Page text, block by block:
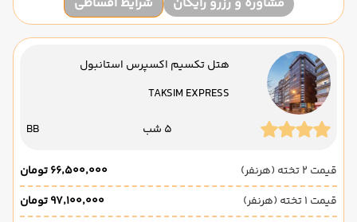
هتل تکسیم اکسپرس استانبول
TAKSIM EXPRESS
5 شب BB
قیمت 2 تخته (هرنفر)
۶۶٬۵۰۰٬۰۰۰ تومان
قیمت 1 تخته (هرنفر)
۹۷٬۱۰۰٬۰۰۰ تومان